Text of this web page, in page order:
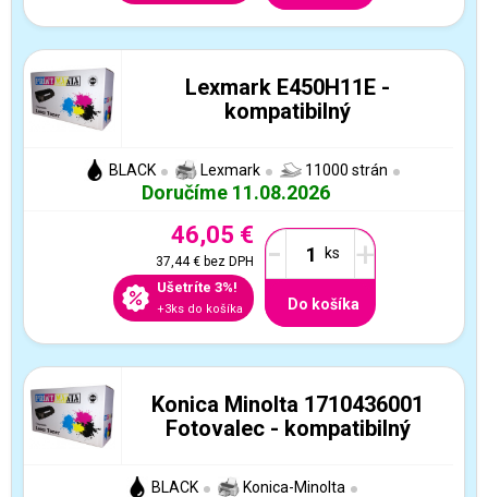
Lexmark E450H11E -
kompatibilný
BLACK Lexmark 11000 strán
Doručíme 11.08.2026
46,05 €
37,44 €bez DPH
Ušetríte 3%!
+3ks do košíka
- +
Do košíka
Konica Minolta 1710436001
Fotovalec - kompatibilný
BLACK Konica-Minolta